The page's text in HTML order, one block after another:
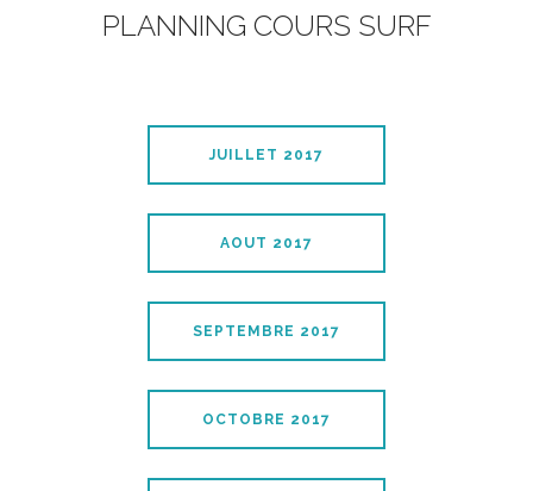
PLANNING COURS SURF
JUILLET 2017
AOUT 2017
SEPTEMBRE 2017
OCTOBRE 2017